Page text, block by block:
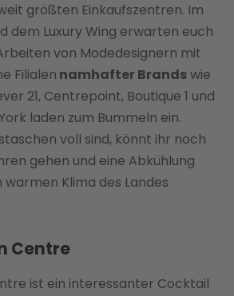
größten Einkaufszentren. Im
dem Luxury Wing erwarten euch
von Modedesignern mit
Filialen namhafter Brandswie
21, Centrepoint, Boutique 1 und
laden zum Bummeln ein.
voll sind, könnt ihr noch
gehen und eine Abkühlung
Klima des Landes
Centre
ist ein interessanter Cocktail